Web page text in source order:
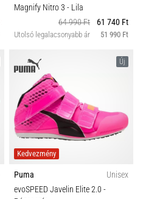
Magnify Nitro 3 - Lila
64 990 Ft
61 740 Ft
Utolsó legalacsonyabb ár 51 990 Ft
Új
Kedvezmény
Puma
Unisex
evoSPEED Javelin Elite 2.0 -